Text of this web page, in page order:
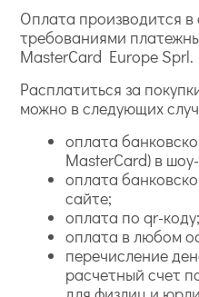
Оплата производится в
требованиями
MasterCard Europe Sprl.
Расплатиться за
можно в следующих
оплата
MasterCard) в
оплата
сайте;
оплата по qr-коду;
оплата в любом
перечисление
расчетный счет